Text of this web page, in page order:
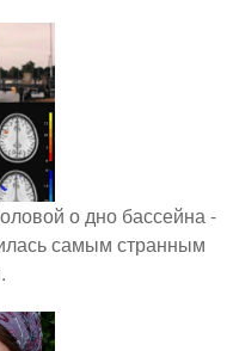
о дно бассейна -
самым странным